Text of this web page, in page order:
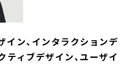
イン、インタラクションデ
ティブデザイン、ユーザイ